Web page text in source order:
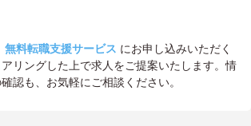
無料転職支援サービス にお申し込みいただく
リングした上で求人をご提案いたします。情
認も、お気軽にご相談ください。